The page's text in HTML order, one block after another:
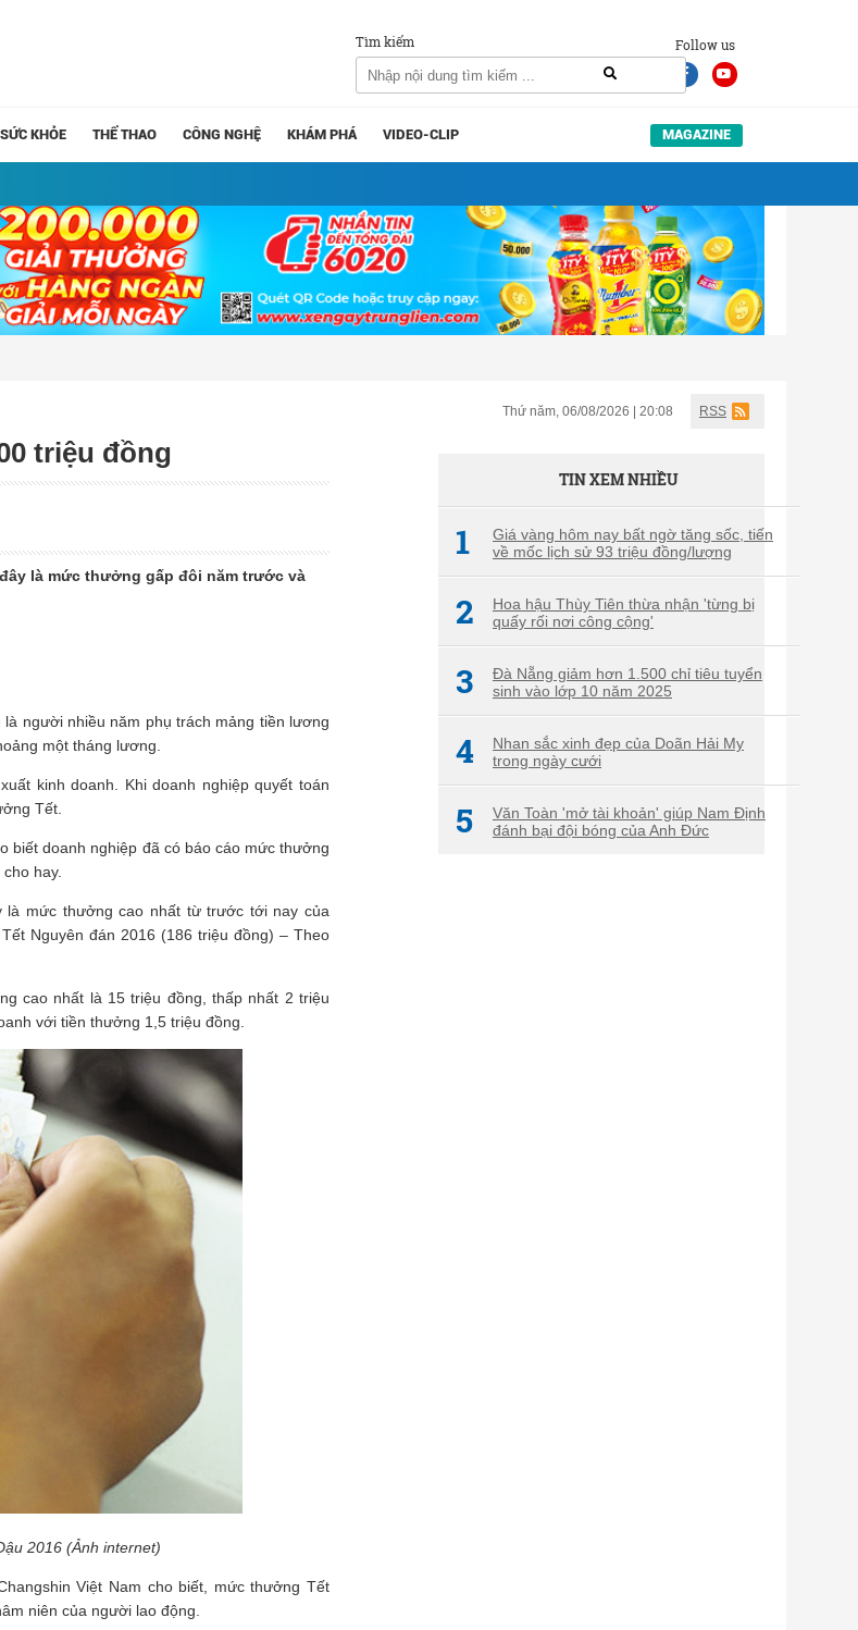
Follow us
Tìm kiếm
SỨC KHỎE THỂ THAO CÔNG NGHỆ KHÁM PHÁ VIDEO-CLIP MAGAZINE
Thứ năm, 06/08/2026 | 20:08 RSS
triệu đồng
là mức thưởng gấp đôi năm trước và
người nhiều năm phụ trách mảng tiền lương
một tháng lương.
kinh doanh. Khi doanh nghiệp quyết toán
Tết.
biết doanh nghiệp đã có báo cáo mức thưởng
hay.
mức thưởng cao nhất từ trước tới nay của
Nguyên đán 2016 (186 triệu đồng) – Theo
cao nhất là 15 triệu đồng, thấp nhất 2 triệu
với tiền thưởng 1,5 triệu đồng.
2016 (Ảnh internet)
Việt Nam cho biết, mức thưởng Tết
niên của người lao động.
TIN XEM NHIỀU
1
Giá vàng hôm nay bất ngờ tăng sốc, tiến
về mốc lịch sử 93 triệu đồng/lượng
2
Hoa hậu Thùy Tiên thừa nhận 'từng bị
quấy rối nơi công cộng'
3
Đà Nẵng giảm hơn 1.500 chỉ tiêu tuyển
sinh vào lớp 10 năm 2025
4
Nhan sắc xinh đẹp của Doãn Hải My
trong ngày cưới
5
Văn Toàn 'mở tài khoản' giúp Nam Định
đánh bại đội bóng của Anh Đức